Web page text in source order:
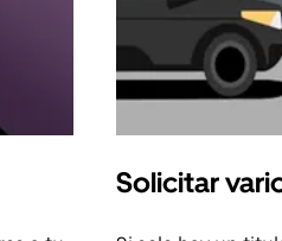
Solicitar